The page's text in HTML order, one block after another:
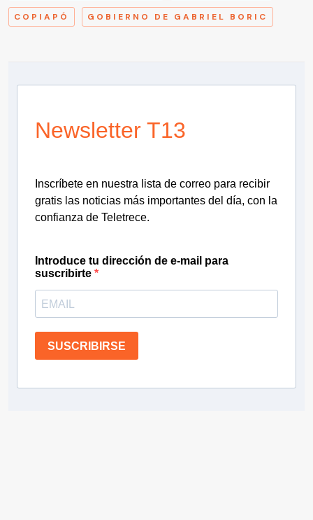
COPIAPÓ GOBIERNO DE GABRIEL BORIC
Newsletter T13
Inscríbete en nuestra lista de correo para recibir
gratis las noticias más importantes del día, con la
confianza de Teletrece.
Introduce tu dirección de e-mail para
suscribirte
SUSCRIBIRSE